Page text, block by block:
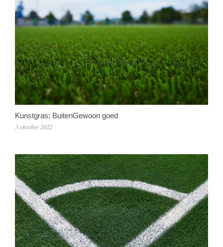
Kunstgras; BuitenGewoon goed
3 oktober 2022